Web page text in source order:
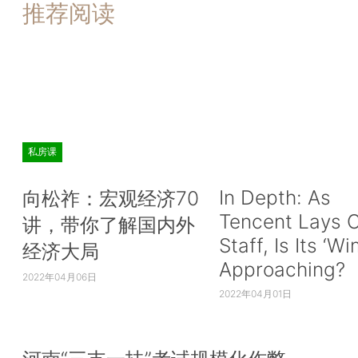
推荐阅读
私房课
向松祚：宏观经济70
讲，带你了解国内外
经济大局
2022年04月06日
In Depth: As
Tencent Lays
Staff, Is Its
Approaching?
2022年04月01日